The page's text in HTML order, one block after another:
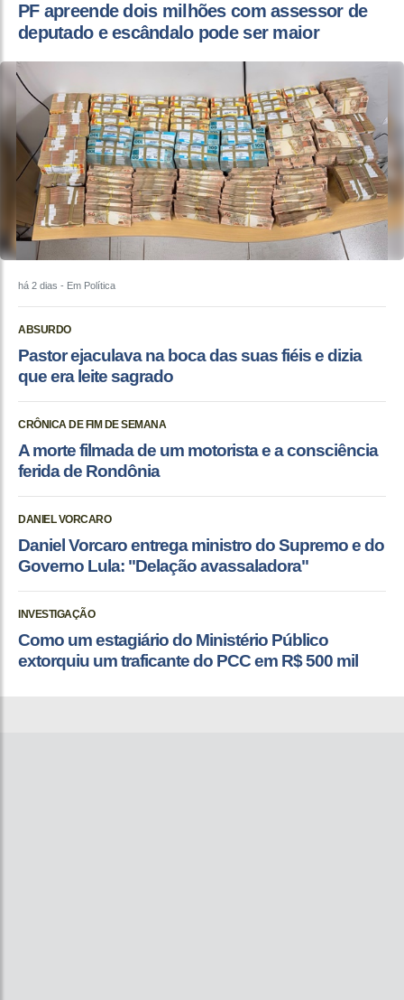
PF apreende dois milhões com assessor de
deputado e escândalo pode ser maior
há 2 dias - Em Política
ABSURDO
Pastor ejaculava na boca das suas fiéis e dizia
que era leite sagrado
CRÔNICA DE FIM DE SEMANA
A morte filmada de um motorista e a consciência
ferida de Rondônia
DANIEL VORCARO
Daniel Vorcaro entrega ministro do Supremo e do
Governo Lula: "Delação avassaladora"
INVESTIGAÇÃO
Como um estagiário do Ministério Público
extorquiu um traficante do PCC em R$ 500 mil